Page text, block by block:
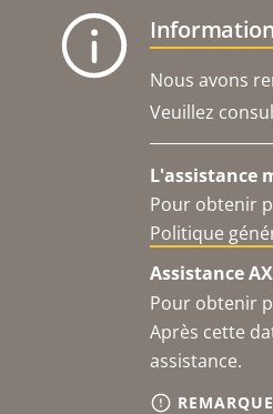
Nous avons
Veuillez
L'assistance
Pour obtenir
Politique
Assistance
Pour obtenir
Après cette
assistance.
REMARQUE